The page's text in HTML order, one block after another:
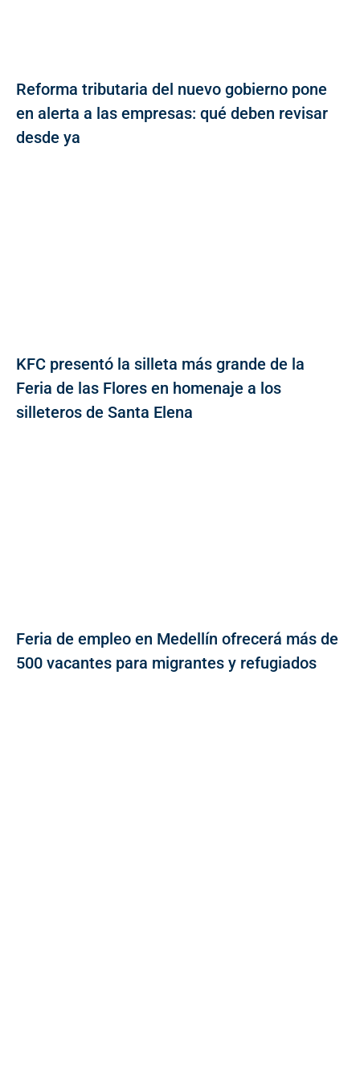
Reforma tributaria del nuevo gobierno pone
en alerta a las empresas: qué deben revisar
desde ya
KFC presentó la silleta más grande de la
Feria de las Flores en homenaje a los
silleteros de Santa Elena
Feria de empleo en Medellín ofrecerá más de
500 vacantes para migrantes y refugiados